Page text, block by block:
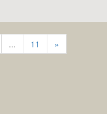
... 11 »